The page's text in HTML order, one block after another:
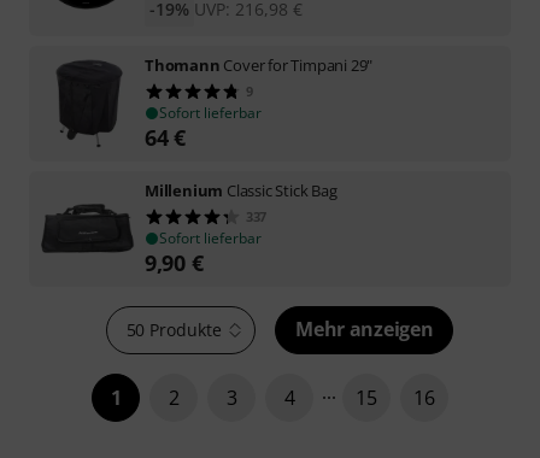
UVP: 216,98 €
-19%
Thomann Cover for Timpani 29"
9
Sofort lieferbar
64€
Millenium Classic Stick Bag
337
Sofort lieferbar
9,90 €
50 Produkte Mehr anzeigen
1 2 3 4 15 16